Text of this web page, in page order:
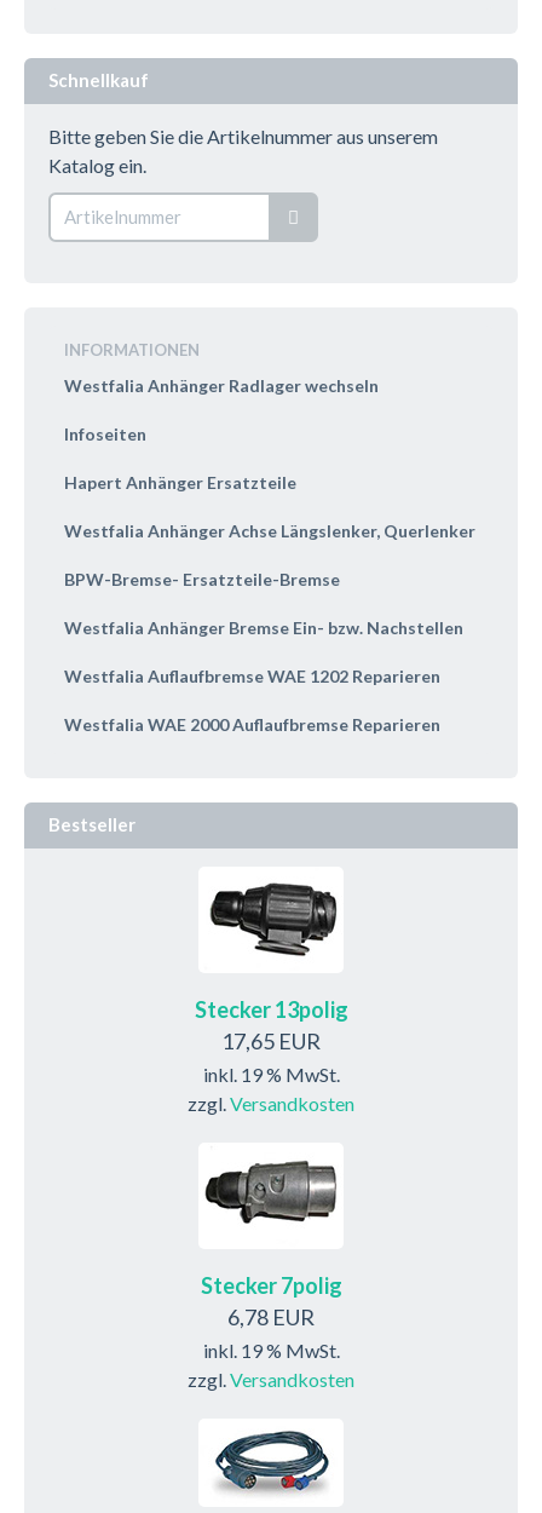
Schnellkauf
Bitte geben Sie die Artikelnummer aus unserem
Katalog ein.
INFORMATIONEN
Westfalia Anhänger Radlager wechseln
Infoseiten
Hapert Anhänger Ersatzteile
Westfalia Anhänger Achse Längslenker, Querlenker
BPW-Bremse- Ersatzteile-Bremse
Westfalia Anhänger Bremse Ein- bzw. Nachstellen
Westfalia Auflaufbremse WAE 1202 Reparieren
Westfalia WAE 2000 Auflaufbremse Reparieren
Bestseller
Stecker 13polig
17,65 EUR
inkl. 19 % MwSt.
zzgl. Versandkosten
Stecker 7polig
6,78 EUR
inkl. 19 % MwSt.
zzgl. Versandkosten